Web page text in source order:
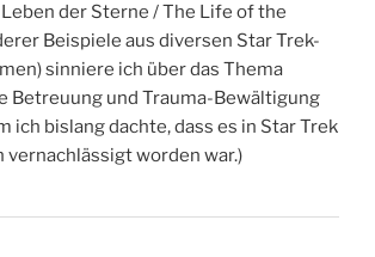
der Sterne / The Life of the
Beispiele aus diversen Star Trek-
sinniere ich über das Thema
Betreuung und Trauma-Bewältigung
ich bislang dachte, dass es in Star Trek
worden war.)